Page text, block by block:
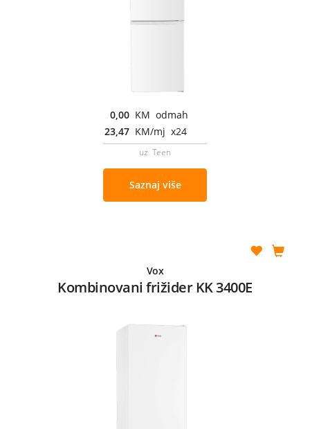
0,00 KM odmah
23,47 KM/mj x24
uz Teen
Saznaj više
Vox
Kombinovani frižider KK 3400E